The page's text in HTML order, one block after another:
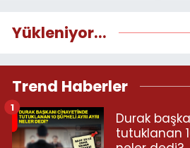
Yükleniyor...
Trend Haberler
Durak
tutuklanan
1